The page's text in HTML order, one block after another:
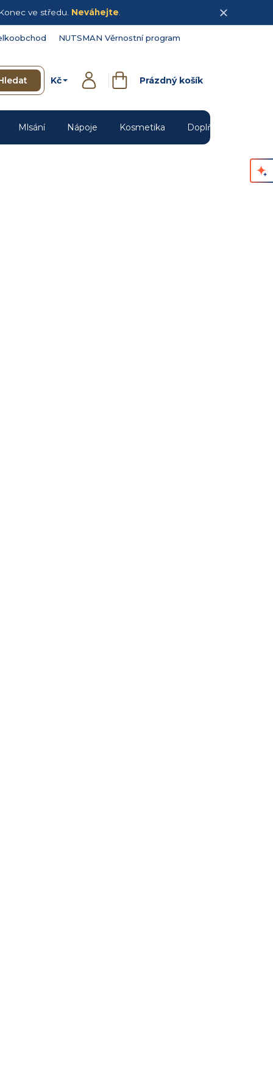
ve středu. Neváhejte
NUTSMAN Věrnostní program
Kč
PřihlášeníNákupní
Prázdný košík
Mlsání Nápoje Kosmetika Doplňky